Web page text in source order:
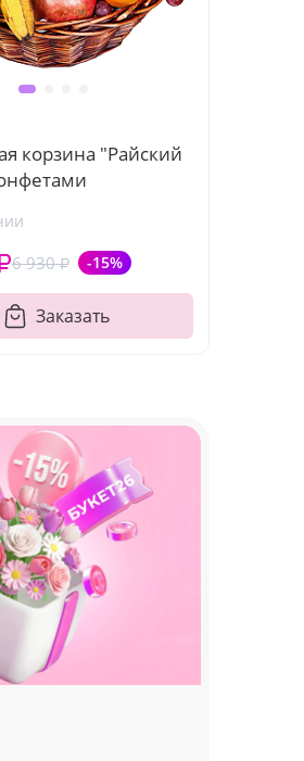
корзина "Райский
6 930 ₽ -15%
Заказать